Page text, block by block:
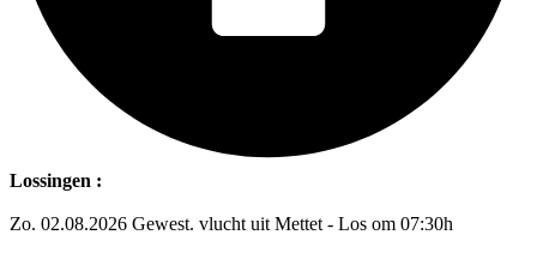
Lossingen :
Zo. 02.08.2026 Gewest. vlucht uit Mettet - Los om 07:30h